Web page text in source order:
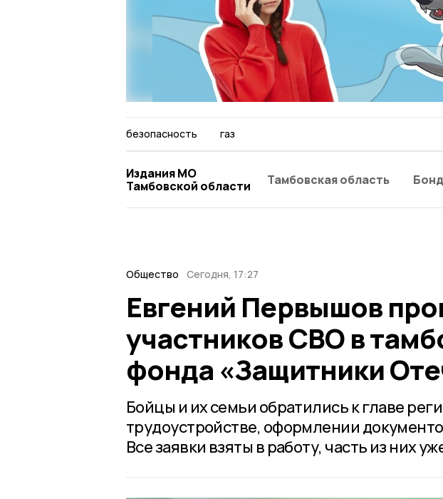
безопасность газ
Издания МО
Тамбовской области
Тамбовская область
Общество Сегодня, 17:27
Евгений Первышов
участников СВО в
фонда «Защитники
Бойцы и их семьи обратились к главе
трудоустройстве, оформлении
Все заявки взяты в работу, часть из них